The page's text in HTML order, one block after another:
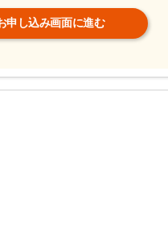
申し込み画面に進む